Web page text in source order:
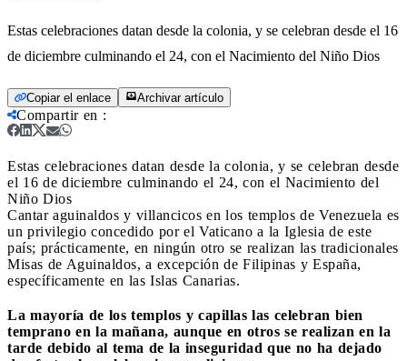
Estas celebraciones datan desde la colonia, y se celebran desde el 16
de diciembre culminando el 24, con el Nacimiento del Niño Dios
Copiar el enlace Archivar artículo
Compartir en :
Estas celebraciones datan desde la colonia, y se celebran desde
el 16 de diciembre culminando el 24, con el Nacimiento del
Niño Dios
Cantar aguinaldos y villancicos en los templos de Venezuela es
un privilegio concedido por el Vaticano a la Iglesia de este
país; prácticamente, en ningún otro se realizan las tradicionales
Misas de Aguinaldos, a excepción de Filipinas y España,
específicamente en las Islas Canarias.
La mayoría de los templos y capillas las celebran bien
temprano en la mañana, aunque en otros se realizan en la
tarde debido al tema de la inseguridad que no ha dejado